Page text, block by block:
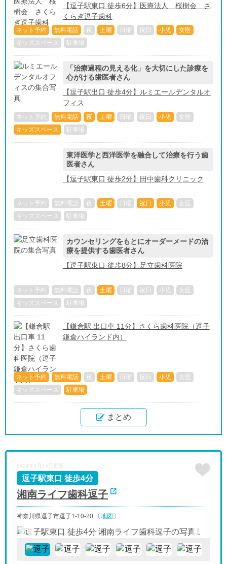
【逗子駅東口 徒歩6分】医療法人 桜樹会 さ
くらぎ逗子歯科
ネット予約 無料電話 夜 土曜 日曜 祝日 小児
女医
キッズスペース
駐車場
「治療過程の見える化」を大切にした診療を
心がける歯医者さん
【逗子駅出口 徒歩4分】ルミエールデンタルオ
フィス
ネット予約 無料電話 夜 土曜 日曜 祝日 小児
女医
キッズスペース
駐車場
東洋医学と西洋医学を融合して治療を行う歯
医者さん
【逗子駅東口 徒歩2分】田中歯科クリニック
ネット予約 無料電話 夜 土曜 日曜 祝日 小児
女医
キッズスペース
駐車場
カウンセリングをもとにオーダーメードの治
療を提供する歯医者さん
【逗子駅東口 徒歩8分】足立歯科医院
ネット予約 無料電話 夜 土曜 日曜 祝日 小児
女医
キッズスペース
駐車場
【鎌倉駅 出口車 11分】さくら歯科医院（逗子
鎌倉ハイランド内）
ネット予約 無料電話 夜 土曜 日曜 祝日 小児
女医
キッズスペース
駐車場
まとめ
2024年1月15日更新
湘南ライフ歯科逗子
逗子駅東口 徒歩4分
神奈川県逗子市逗子1-10-20 〔地図〕